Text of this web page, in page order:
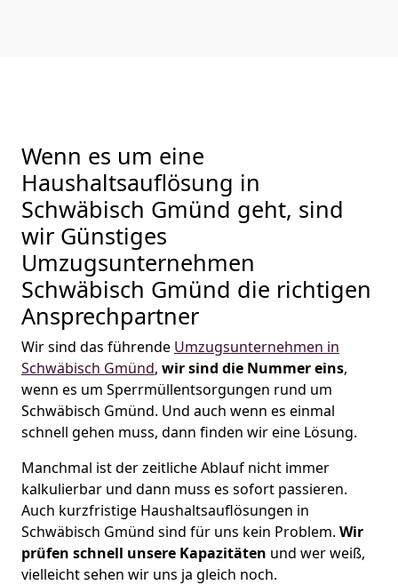
Wenn es um eine
Haushaltsauflösung in
Schwäbisch Gmünd geht, sind
wir Günstiges
Umzugsunternehmen
Schwäbisch Gmünd die richtigen
Ansprechpartner
Wir sind das führende Umzugsunternehmen in
Schwäbisch Gmünd, wir sind die Nummer eins,
wenn es um Sperrmüllentsorgungen rund um
Schwäbisch Gmünd. Und auch wenn es einmal
schnell gehen muss, dann finden wir eine Lösung.
Manchmal ist der zeitliche Ablauf nicht immer
kalkulierbar und dann muss es sofort passieren.
Auch kurzfristige Haushaltsauflösungen in
Schwäbisch Gmünd sind für uns kein Problem. Wir
prüfen schnell unsere Kapazitäten und wer weiß,
vielleicht sehen wir uns ja gleich noch.